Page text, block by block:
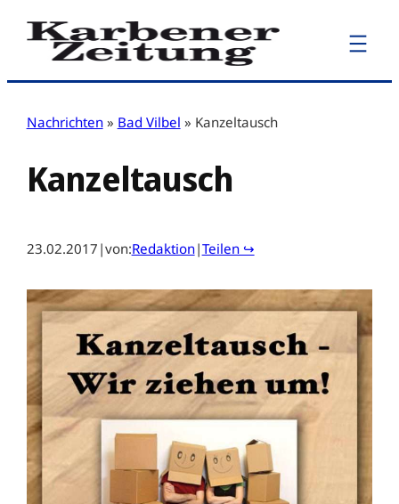
Zum
Inhalt
Nachrichten » Bad Vilbel » Kanzeltausch
Kanzeltausch
23.02.2017 |von:Redaktion|Teilen ↪